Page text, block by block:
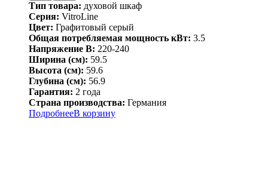
Тип товара: духовой шкаф
Серия: VitroLine
Цвет: Графитовый серый
Общая потребляемая мощность кВт: 3.5
Напряжение В: 220-240
Ширина (см): 59.5
Высота (см): 59.6
Глубина (см): 56.9
Гарантия: 2 года
Страна производства: Германия
ПодробнееВ корзину